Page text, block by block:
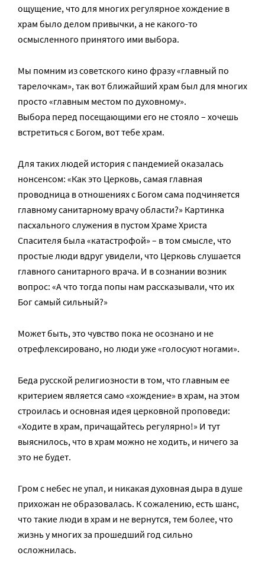
ощущение, что для многих регулярное хождение в
храм было делом привычки, а не какого-то
осмысленного принятого ими выбора.
Мы помним из советского кино фразу «главный по
тарелочкам», так вот ближайший храм был для многих
просто «главным местом по духовному».
Выбора перед посещающими его не стояло – хочешь
встретиться с Богом, вот тебе храм.
Для таких людей история с пандемией оказалась
нонсенсом: «Как это Церковь, самая главная
проводница в отношениях с Богом сама подчиняется
главному санитарному врачу области?» Картинка
пасхального служения в пустом Храме Христа
Спасителя была «катастрофой» – в том смысле, что
простые люди вдруг увидели, что Церковь слушается
главного санитарного врача. И в сознании возник
вопрос: «А что тогда попы нам рассказывали, что их
Бог самый сильный?»
Может быть, это чувство пока не осознано и не
отрефлексировано, но люди уже «голосуют ногами».
Беда русской религиозности в том, что главным ее
критерием является само «хождение» в храм, на этом
строилась и основная идея церковной проповеди:
«Ходите в храм, причащайтесь регулярно!» И тут
выяснилось, что в храм можно не ходить, и ничего за
это не будет.
Гром с небес не упал, и никакая духовная дыра в душе
прихожан не образовалась. К сожалению, есть шанс,
что такие люди в храм и не вернутся, тем более, что
жизнь у многих за прошедший год сильно
осложнилась.